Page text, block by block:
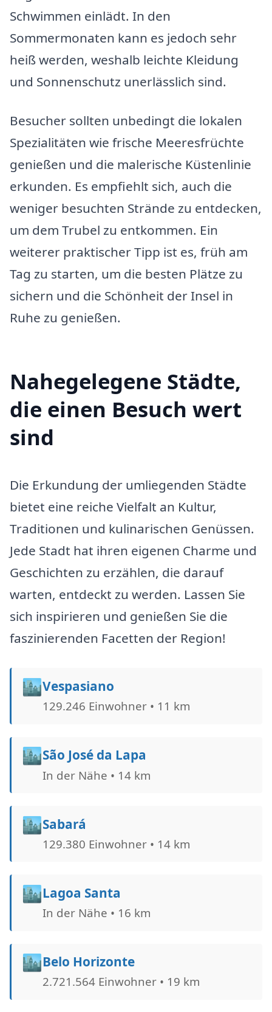
Schwimmen einlädt. In den
Sommermonaten kann es jedoch sehr
heiß werden, weshalb leichte Kleidung
und Sonnenschutz unerlässlich sind.
Besucher sollten unbedingt die lokalen
Spezialitäten wie frische Meeresfrüchte
genießen und die malerische Küstenlinie
erkunden. Es empfiehlt sich, auch die
weniger besuchten Strände zu entdecken,
um dem Trubel zu entkommen. Ein
weiterer praktischer Tipp ist es, früh am
Tag zu starten, um die besten Plätze zu
sichern und die Schönheit der Insel in
Ruhe zu genießen.
Nahegelegene Städte,
die einen Besuch wert
sind
Die Erkundung der umliegenden Städte
bietet eine reiche Vielfalt an Kultur,
Traditionen und kulinarischen Genüssen.
Jede Stadt hat ihren eigenen Charme und
Geschichten zu erzählen, die darauf
warten, entdeckt zu werden. Lassen Sie
sich inspirieren und genießen Sie die
faszinierenden Facetten der Region!
🏙️Vespasiano
129.246 Einwohner • 11 km
🏙️São José da Lapa
In der Nähe • 14 km
🏙️Sabará
129.380 Einwohner • 14 km
🏙️Lagoa Santa
In der Nähe • 16 km
🏙️Belo Horizonte
2.721.564 Einwohner • 19 km